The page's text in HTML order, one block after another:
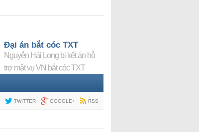
Đại án bắt cóc TXT
Nguyễn Hải Long bị kết án hỗ
trợ mật vụ VN bắt cóc TXT
TWITTER GOOGLE+ RSS